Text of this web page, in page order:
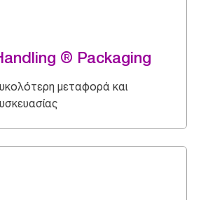
® Packaging
μεταφορά και